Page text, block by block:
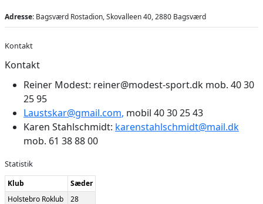
Adresse: Bagsværd Rostadion, Skovalleen 40, 2880 Bagsværd
Kontakt
Kontakt
Reiner Modest: reiner@modest-sport.dk mob. 40 30
25 95
Laustskar@gmail.com, mobil 40 30 25 43
Karen Stahlschmidt: karenstahlschmidt@mail.dk
mob. 61 38 88 00
Statistik
Klub
Sæder
Holstebro Roklub
28